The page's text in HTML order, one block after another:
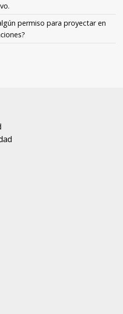
permiso para proyectar en